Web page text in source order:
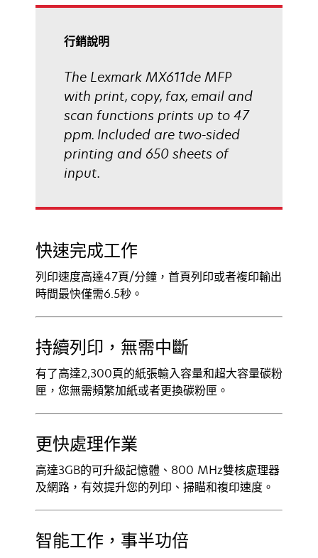
行銷說明
The Lexmark MX611de MFP
with print, copy, fax, email and
scan functions prints up to 47
ppm. Included are two-sided
printing and 650 sheets of
input.
快速完成工作
列印速度高達47頁/分鐘，首頁列印或者複印輸出
時間最快僅需6.5秒。
持續列印，無需中斷
有了高達2,300頁的紙張輸入容量和超大容量碳粉
匣，您無需頻繁加紙或者更換碳粉匣。
更快處理作業
高達3GB的可升級記憶體、800 MHz雙核處理器
及網路，有效提升您的列印、掃瞄和複印速度。
智能工作，事半功倍